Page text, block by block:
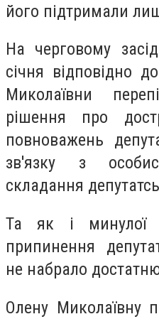
його підтримали
На черговому
січня відповідно
Миколаївни
рішення про
повноважень
зв'язку з
складання
Та як і минулої
припинення
не набрало достатню
Олену Миколаївну